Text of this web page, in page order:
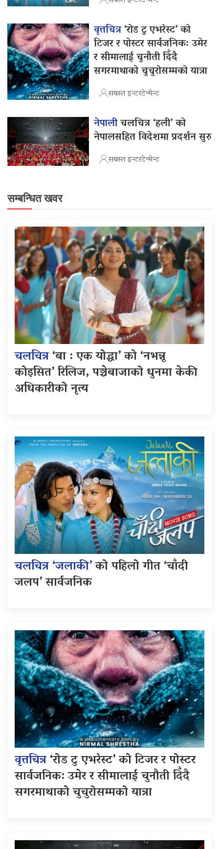
वृत्तचित्र‘रोड टु एभरेस्ट’ को
टिजर र पोस्टर सार्वजनिक: उमेर
र सीमालाई चुनौती दिँदै
सगरमाथाको चुचुरोसम्मको यात्रा
सबस्त इन्टरटेन्मेन्ट
नेपालीचलचित्र ‘हली’ को
नेपालसहित विदेशमा प्रदर्शन सुरु
सबस्त इन्टरटेन्मेन्ट
सम्बन्धित खवर
चलचित्र‘बा : एक योद्धा’ को ‘नभन्नू
कोइसित’ रिलिज, पञ्चेबाजाको धुनमा केकी
अधिकारीको नृत्य
चलचित्र ‘जलाकी’को पहिलो गीत ‘चाँदी
जलप’ सार्वजनिक
वृत्तचित्र‘रोड टु एभरेस्ट’ को टिजर र पोस्टर
सार्वजनिक: उमेर र सीमालाई चुनौती दिँदै
सगरमाथाको चुचुरोसम्मको यात्रा